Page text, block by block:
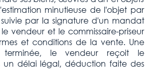
minutieuse de l'objet par
suivie par la signature d'un mandat
vendeur et le commissaire-priseur
et conditions de la vente. Une
terminée, le vendeur reçoit le
un délai légal, déduction faite des